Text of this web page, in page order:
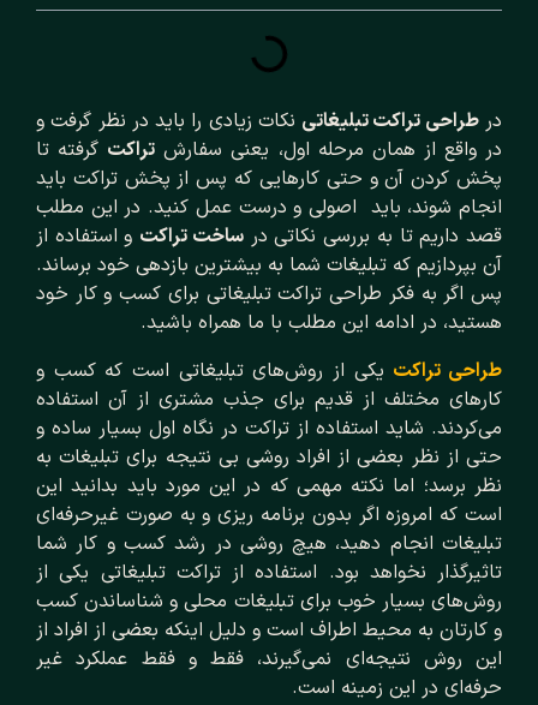
درطراحی تراکت تبلیغاتی نکات زیادی را باید در نظر گرفت و
در واقع از همان مرحله اول، یعنی سفارش تراکت گرفته تا
پخش کردن آن و حتی کارهایی که پس از پخش تراکت باید
انجام شوند، باید اصولی و درست عمل کنید. در این مطلب
قصد داریم تا به بررسی نکاتی درساخت تراکت و استفاده از
آن بپردازیم که تبلیغات شما به بیشترین بازدهی خود برساند.
پس اگر به فکر طراحی تراکت تبلیغاتی برای کسب و کار خود
هستید، در ادامه این مطلب با ما همراه باشید.
طراحی تراکت یکی از روش‌های تبلیغاتی است که کسب و
کارهای مختلف از قدیم برای جذب مشتری از آن استفاده
می‌کردند. شاید استفاده از تراکت در نگاه اول بسیار ساده و
حتی از نظر بعضی از افراد روشی بی نتیجه برای تبلیغات به
نظر برسد؛ اما نکته مهمی که در این مورد باید بدانید این
است که امروزه اگر بدون برنامه ریزی و به صورت غیرحرفه‌ای
تبلیغات انجام دهید، هیچ روشی در رشد کسب و کار شما
تاثیرگذار نخواهد بود. استفاده از تراکت تبلیغاتی یکی از
روش‌های بسیار خوب برای تبلیغات محلی و شناساندن کسب
و کارتان به محیط اطراف است و دلیل اینکه بعضی از افراد از
این روش نتیجه‌ای نمی‌گیرند، فقط و فقط عملکرد غیر
حرفه‌ای در این زمینه است.